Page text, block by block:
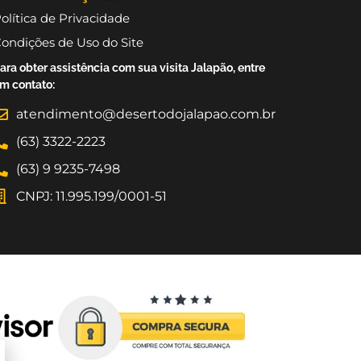
de Privacidade
de Uso do Site
obter assistência com sua visita Jalapão, entre
contato:
atendimento@desertodojalapao.com.br
(63) 3322-2223
(63) 9 9235-7498
CNPJ: 11.995.199/0001-51